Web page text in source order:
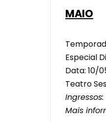
MAIO
Especial
Data: 10/
Teatro
Mais